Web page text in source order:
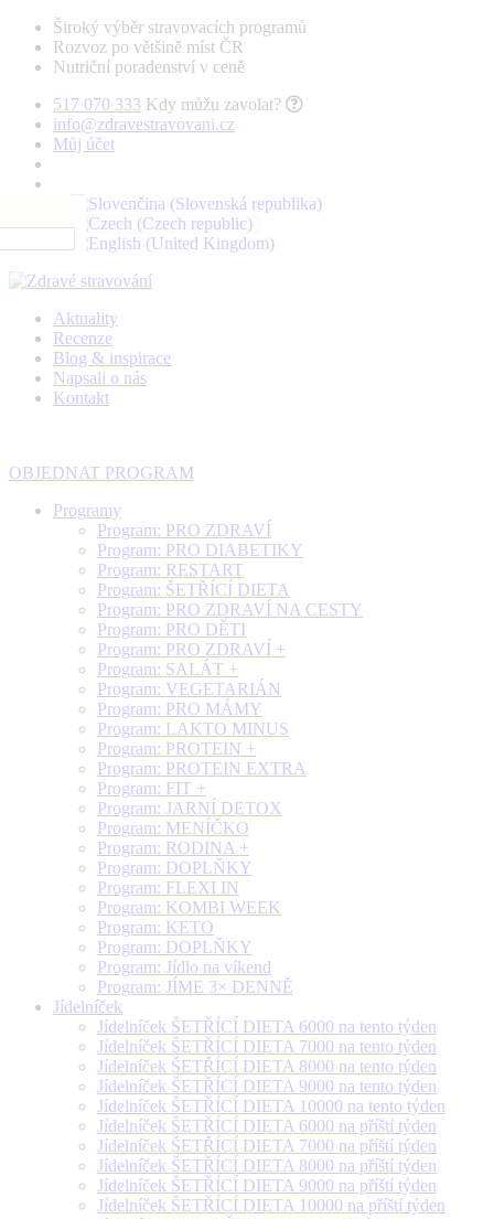
Široký výběr stravovacích programů
Rozvoz po většině míst ČR
Nutriční poradenství v ceně
517 070 333 Kdy můžu zavolat?
info@zdravestravovani.cz
Můj účet
Aktuality
Recenze
Blog & inspirace
Napsali o nás
Kontakt
OBJEDNAT PROGRAM
Programy
Program: PRO ZDRAVÍ
Program: PRO DIABETIKY
Program: RESTART
Program: ŠETŘÍCÍ DIETA
Program: PRO ZDRAVÍ NA CESTY
Program: PRO DĚTI
Program: PRO ZDRAVÍ +
Program: SALÁT +
Program: VEGETARIÁN
Program: PRO MÁMY
Program: LAKTO MINUS
Program: PROTEIN +
Program: PROTEIN EXTRA
Program: FIT +
Program: JARNÍ DETOX
Program: MENÍČKO
Program: RODINA +
Program: DOPLŇKY
Program: FLEXI IN
Program: KOMBI WEEK
Program: KETO
Program: DOPLŇKY
Program: Jídlo na víkend
Program: JÍME 3× DENNĚ
Jídelníček
Jídelníček ŠETŘÍCÍ DIETA 6000 na tento týden
Jídelníček ŠETŘÍCÍ DIETA 7000 na tento týden
Jídelníček ŠETŘÍCÍ DIETA 8000 na tento týden
Jídelníček ŠETŘÍCÍ DIETA 9000 na tento týden
Jídelníček ŠETŘÍCÍ DIETA 10000 na tento týden
Jídelníček ŠETŘÍCÍ DIETA 6000 na příští týden
Jídelníček ŠETŘÍCÍ DIETA 7000 na příští týden
Jídelníček ŠETŘÍCÍ DIETA 8000 na příští týden
Jídelníček ŠETŘÍCÍ DIETA 9000 na příští týden
Jídelníček ŠETŘÍCÍ DIETA 10000 na příští týden